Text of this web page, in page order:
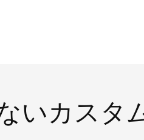
いカスタ